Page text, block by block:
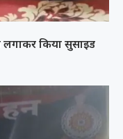
किया सुसाइड